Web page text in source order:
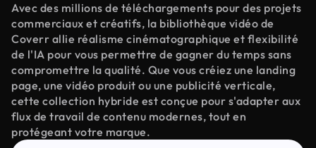
Avec des millions de téléchargements pour des projets
commerciaux et créatifs, la bibliothèque vidéo de
Coverr allie réalisme cinématographique et flexibilité
de l'IA pour vous permettre de gagner du temps sans
compromettre la qualité. Que vous créiez une landing
page, une vidéo produit ou une publicité verticale,
cette collection hybride est conçue pour s'adapter aux
flux de travail de contenu modernes, tout en
protégeant votre marque.